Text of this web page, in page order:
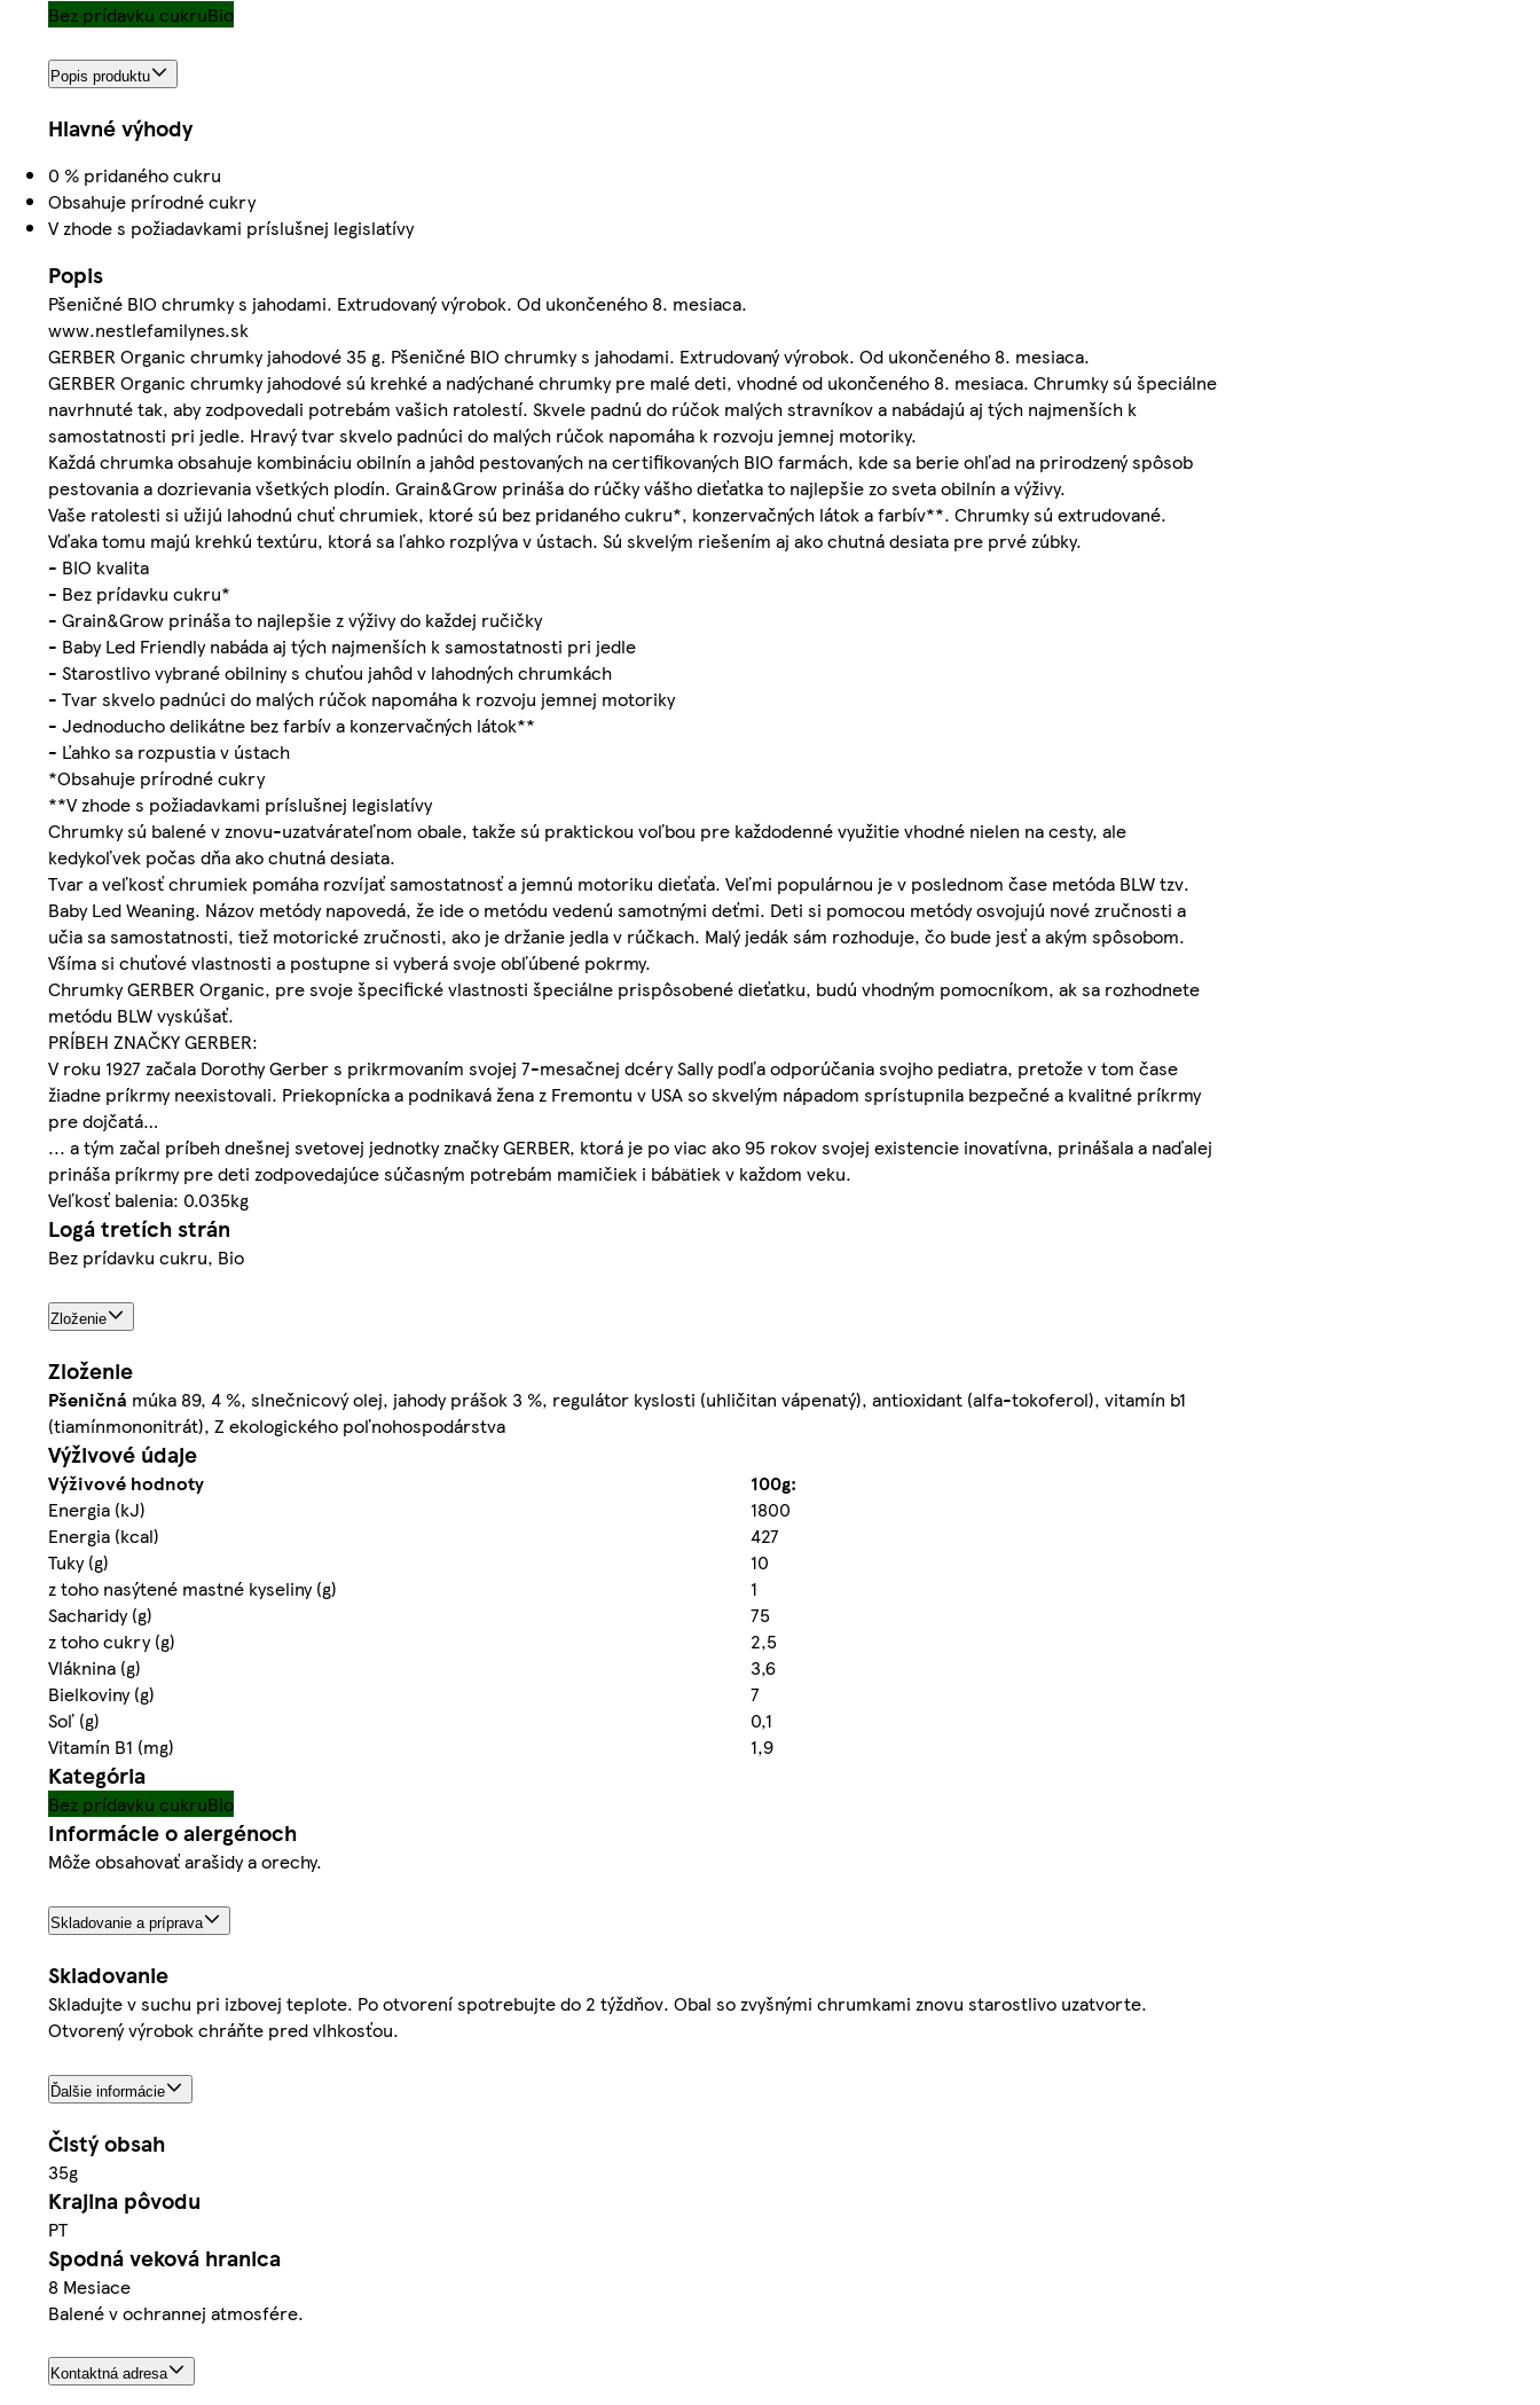
Bez prídavku cukruBio
Popis produktu
Hlavné výhody
0 % pridaného cukru
Obsahuje prírodné cukry
V zhode s požiadavkami príslušnej legislatívy
Popis
Pšeničné BIO chrumky s jahodami. Extrudovaný výrobok. Od ukončeného 8. mesiaca.
www.nestlefamilynes.sk
GERBER Organic chrumky jahodové 35 g. Pšeničné BIO chrumky s jahodami. Extrudovaný výrobok. Od ukončeného 8. mesiaca.
GERBER Organic chrumky jahodové sú krehké a nadýchané chrumky pre malé deti, vhodné od ukončeného 8. mesiaca. Chrumky sú špeciálne
navrhnuté tak, aby zodpovedali potrebám vašich ratolestí. Skvele padnú do rúčok malých stravníkov a nabádajú aj tých najmenších k
samostatnosti pri jedle. Hravý tvar skvelo padnúci do malých rúčok napomáha k rozvoju jemnej motoriky.
Každá chrumka obsahuje kombináciu obilnín a jahôd pestovaných na certifikovaných BIO farmách, kde sa berie ohľad na prirodzený spôsob
pestovania a dozrievania všetkých plodín. Grain&Grow prináša do rúčky vášho dieťatka to najlepšie zo sveta obilnín a výživy.
Vaše ratolesti si užijú lahodnú chuť chrumiek, ktoré sú bez pridaného cukru*, konzervačných látok a farbív**. Chrumky sú extrudované.
Vďaka tomu majú krehkú textúru, ktorá sa ľahko rozplýva v ústach. Sú skvelým riešením aj ako chutná desiata pre prvé zúbky.
- BIO kvalita
- Bez prídavku cukru*
- Grain&Grow prináša to najlepšie z výživy do každej ručičky
- Baby Led Friendly nabáda aj tých najmenších k samostatnosti pri jedle
- Starostlivo vybrané obilniny s chuťou jahôd v lahodných chrumkách
- Tvar skvelo padnúci do malých rúčok napomáha k rozvoju jemnej motoriky
- Jednoducho delikátne bez farbív a konzervačných látok**
- Ľahko sa rozpustia v ústach
*Obsahuje prírodné cukry
**V zhode s požiadavkami príslušnej legislatívy
Chrumky sú balené v znovu-uzatvárateľnom obale, takže sú praktickou voľbou pre každodenné využitie vhodné nielen na cesty, ale
kedykoľvek počas dňa ako chutná desiata.
Tvar a veľkosť chrumiek pomáha rozvíjať samostatnosť a jemnú motoriku dieťaťa. Veľmi populárnou je v poslednom čase metóda BLW tzv.
Baby Led Weaning. Názov metódy napovedá, že ide o metódu vedenú samotnými deťmi. Deti si pomocou metódy osvojujú nové zručnosti a
učia sa samostatnosti, tiež motorické zručnosti, ako je držanie jedla v rúčkach. Malý jedák sám rozhoduje, čo bude jesť a akým spôsobom.
Všíma si chuťové vlastnosti a postupne si vyberá svoje obľúbené pokrmy.
Chrumky GERBER Organic, pre svoje špecifické vlastnosti špeciálne prispôsobené dieťatku, budú vhodným pomocníkom, ak sa rozhodnete
metódu BLW vyskúšať.
PRÍBEH ZNAČKY GERBER:
V roku 1927 začala Dorothy Gerber s prikrmovaním svojej 7-mesačnej dcéry Sally podľa odporúčania svojho pediatra, pretože v tom čase
žiadne príkrmy neexistovali. Priekopnícka a podnikavá žena z Fremontu v USA so skvelým nápadom sprístupnila bezpečné a kvalitné príkrmy
pre dojčatá…
... a tým začal príbeh dnešnej svetovej jednotky značky GERBER, ktorá je po viac ako 95 rokov svojej existencie inovatívna, prinášala a naďalej
prináša príkrmy pre deti zodpovedajúce súčasným potrebám mamičiek i bábätiek v každom veku.
Veľkosť balenia: 0.035kg
Logá tretích strán
Bez prídavku cukru, Bio
Zloženie
Zloženie
Pšeničná múka 89, 4 %, slnečnicový olej, jahody prášok 3 %, regulátor kyslosti (uhličitan vápenatý), antioxidant (alfa-tokoferol), vitamín b1
(tiamínmononitrát), Z ekologického poľnohospodárstva
Výživové údaje
Výživové hodnoty
100g:
Energia (kJ)
1800
Energia (kcal)
427
Tuky (g)
10
z toho nasýtené mastné kyseliny (g)
1
Sacharidy (g)
75
z toho cukry (g)
2,5
Vláknina (g)
3,6
Bielkoviny (g)
7
Soľ (g)
0,1
Vitamín B1 (mg)
1,9
Kategória
Bez prídavku cukruBio
Informácie o alergénoch
Môže obsahovať arašidy a orechy.
Skladovanie a príprava
Skladovanie
Skladujte v suchu pri izbovej teplote. Po otvorení spotrebujte do 2 týždňov. Obal so zvyšnými chrumkami znovu starostlivo uzatvorte.
Otvorený výrobok chráňte pred vlhkosťou.
Ďalšie informácie
Čistý obsah
35g
Krajina pôvodu
PT
Spodná veková hranica
8 Mesiace
Balené v ochrannej atmosfére.
Kontaktná adresa